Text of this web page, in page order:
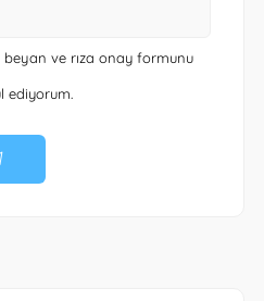
beyan ve rıza onay formunu
ediyorum.